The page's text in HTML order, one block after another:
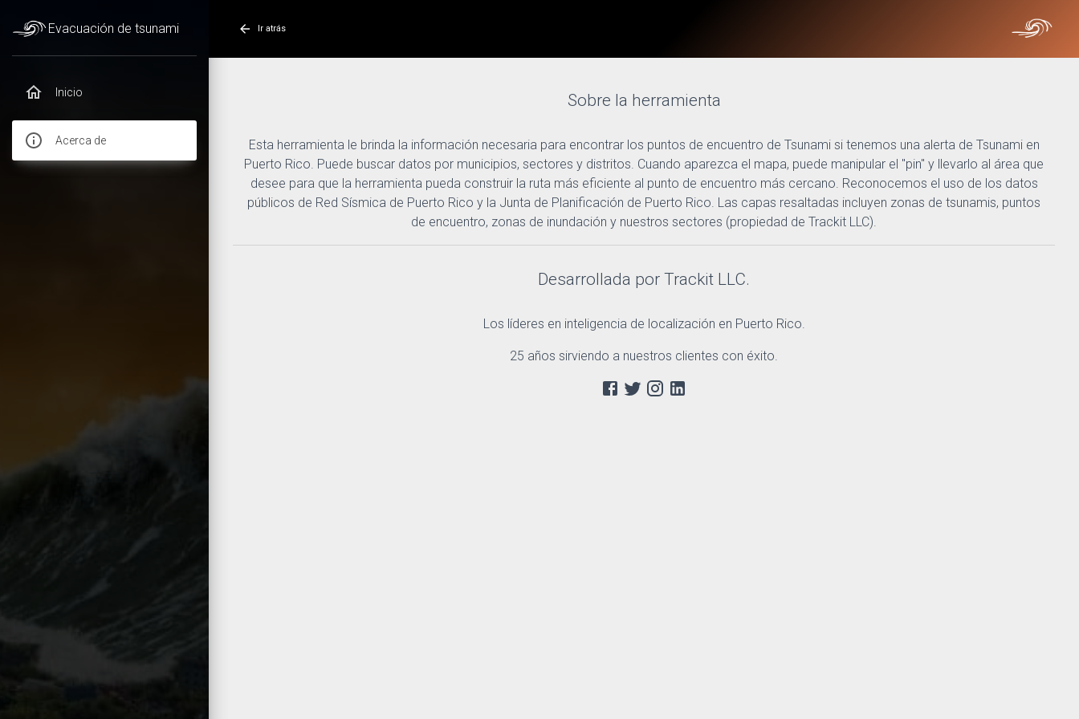
Evacuación de tsunami
Inicio
Acerca de
Ir atrás
Sobre la herramienta
Esta herramienta le brinda la información necesaria para encontrar los puntos de encuentro de Tsunami si tenemos una alerta de Tsunami en
Puerto Rico. Puede buscar datos por municipios, sectores y distritos. Cuando aparezca el mapa, puede manipular el "pin" y llevarlo al área que
desee para que la herramienta pueda construir la ruta más eficiente al punto de encuentro más cercano. Reconocemos el uso de los datos
públicos de Red Sísmica de Puerto Rico y la Junta de Planificación de Puerto Rico. Las capas resaltadas incluyen zonas de tsunamis, puntos
de encuentro, zonas de inundación y nuestros sectores (propiedad de Trackit LLC).
Desarrollada por Trackit LLC.
Los líderes en inteligencia de localización en Puerto Rico.
25 años sirviendo a nuestros clientes con éxito.